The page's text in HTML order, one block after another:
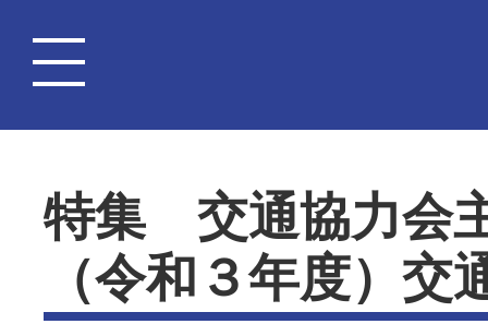
特集 交通協力会
（令和３年度）交